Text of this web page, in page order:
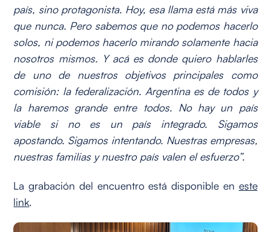
país, sino protagonista. Hoy, esa llama está más viva
que nunca. Pero sabemos que no podemos hacerlo
solos, ni podemos hacerlo mirando solamente hacia
nosotros mismos. Y acá es donde quiero hablarles
de uno de nuestros objetivos principales como
comisión: la federalización. Argentina es de todos y
la haremos grande entre todos. No hay un país
viable si no es un país integrado. Sigamos
apostando. Sigamos intentando. Nuestras empresas,
nuestras familias y nuestro país valen el esfuerzo”.
La grabación del encuentro está disponible en este
link.